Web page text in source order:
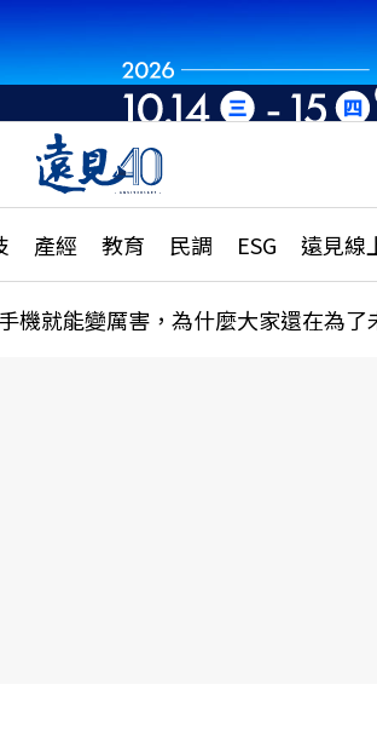
產經 教育 民調 ESG 遠見線
特輯
大學升學、職涯攻略
縣市施政調查全解析
更
機就能變厲害，為什麼大家還在為了